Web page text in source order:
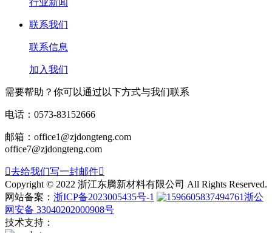
联系我们
联系信息
加入我们
需要帮助？你可以通过以下方式与我们联系
电话：0573-83152666
邮箱：office1@zjdongteng.com
office7@zjdongteng.com
去给我们写一封邮件
Copyright © 2022 浙江东腾新材料有限公司 All Rights Reserved.
网站备案： 浙ICP备2023005435号-1
浙公
网安备 33040202000908号
技术支持：